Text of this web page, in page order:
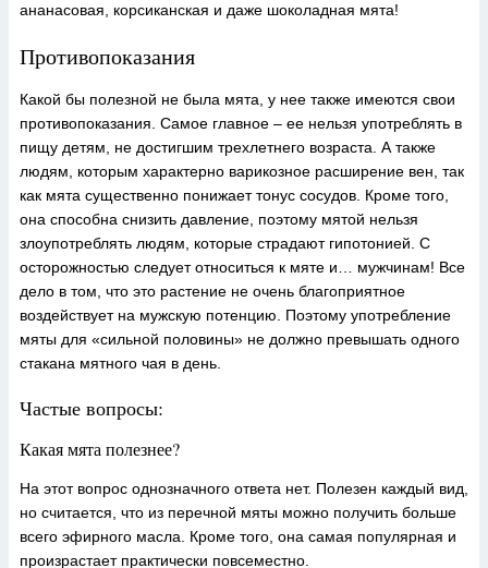
ананасовая, корсиканская и даже шоколадная мята!
Противопоказания
Какой бы полезной не была мята, у нее также имеются свои
противопоказания. Самое главное – ее нельзя употреблять в
пищу детям, не достигшим трехлетнего возраста. А также
людям, которым характерно варикозное расширение вен, так
как мята существенно понижает тонус сосудов. Кроме того,
она способна снизить давление, поэтому мятой нельзя
злоупотреблять людям, которые страдают гипотонией. С
осторожностью следует относиться к мяте и… мужчинам! Все
дело в том, что это растение не очень благоприятное
воздействует на мужскую потенцию. Поэтому употребление
мяты для «сильной половины» не должно превышать одного
стакана мятного чая в день.
Частые вопросы:
Какая мята полезнее?
На этот вопрос однозначного ответа нет. Полезен каждый вид,
но считается, что из перечной мяты можно получить больше
всего эфирного масла. Кроме того, она самая популярная и
произрастает практически повсеместно.